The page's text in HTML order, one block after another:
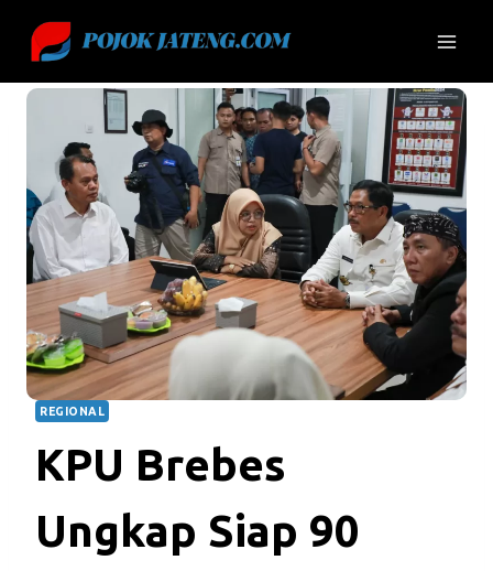
content
REGIONAL
KPU Brebes
Ungkap Siap 90